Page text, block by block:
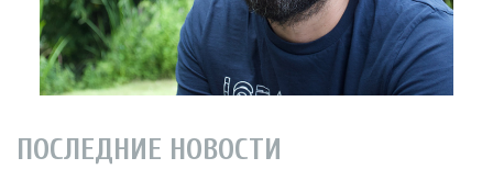
ПОСЛЕДНИЕ НОВОСТИ